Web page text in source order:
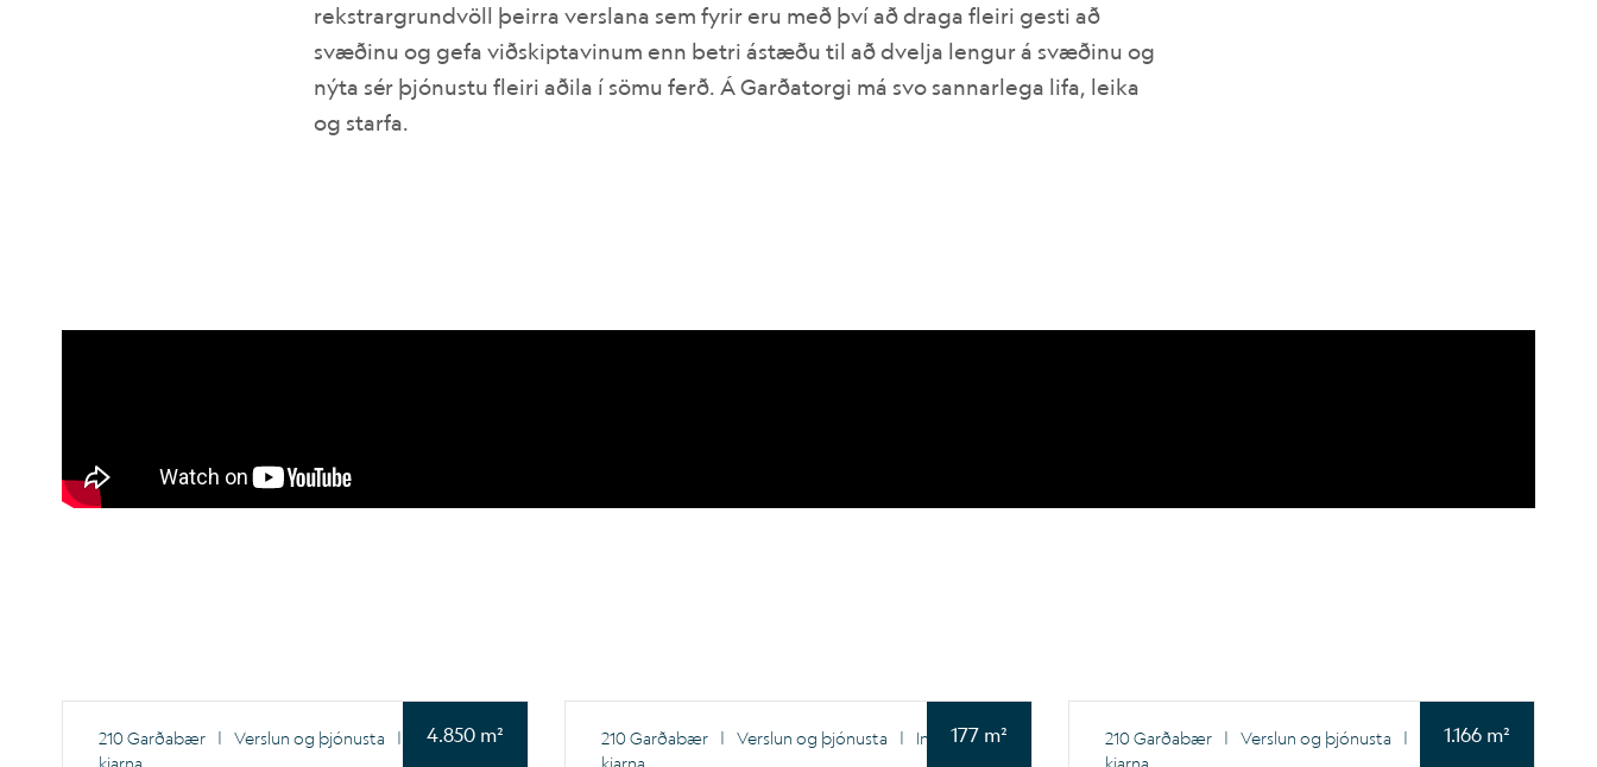
rekstrargrundvöll þeirra verslana sem fyrir eru með því að draga fleiri gesti að
svæðinu og gefa viðskiptavinum enn betri ástæðu til að dvelja lengur á svæðinu og
nýta sér þjónustu fleiri aðila í sömu ferð. Á Garðatorgi má svo sannarlega lifa, leika
og starfa.
4.850 m²
210 Garðabær | Verslun og þjónusta |
Innan
177 m²
210 Garðabær | Verslun og þjónusta |
Innan
1.166 m²
210 Garðabær | Verslun og þjónusta |
Innan